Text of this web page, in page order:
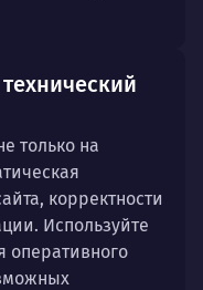
только на
корректности
Используйте
оперативного